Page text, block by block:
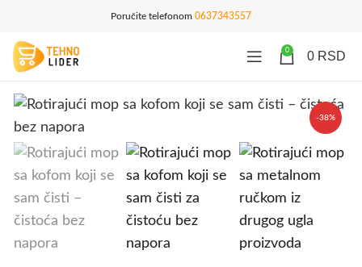
Poručite telefonom 0637343557
0 0 RSD
-38%